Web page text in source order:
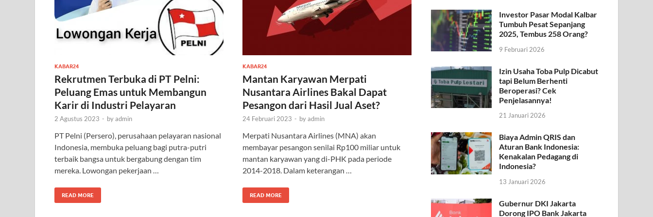
KABAR24
Rekrutmen Terbuka di PT Pelni:
Peluang Emas untuk Membangun
Karir di Industri Pelayaran
2 Agustus 2023 - byadmin
PT Pelni (Persero), perusahaan pelayaran nasional
Indonesia, membuka peluang bagi putra-putri
terbaik bangsa untuk bergabung dengan tim
mereka. Lowongan pekerjaan …
READ MORE
KABAR24
Mantan Karyawan Merpati
Nusantara Airlines Bakal Dapat
Pesangon dari Hasil Jual Aset?
24 Februari 2023 - byadmin
Merpati Nusantara Airlines (MNA) akan
membayar pesangon senilai Rp100 miliar untuk
mantan karyawan yang di-PHK pada periode
2014-2018. Dalam keterangan …
READ MORE
Investor Pasar Modal Kalbar
Tumbuh Pesat Sepanjang
2025, Tembus 258 Orang?
9 Februari 2026
Izin Usaha Toba Pulp Dicabut
tapi Belum Berhenti
Beroperasi? Cek
Penjelasannya!
21 Januari 2026
Biaya Admin QRIS dan
Aturan Bank Indonesia:
Kenakalan Pedagang di
Indonesia?
13 Januari 2026
Gubernur DKI Jakarta
Dorong IPO Bank Jakarta